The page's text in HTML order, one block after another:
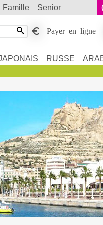
famille senior
Payer en ligne
RUSSE